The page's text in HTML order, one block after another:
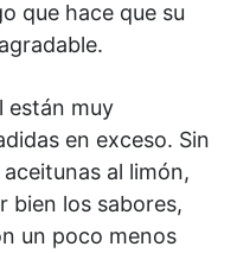
que hace que su
están muy
en exceso. Sin
al limón,
bien los sabores,
un poco menos